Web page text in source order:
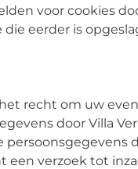
voor cookies
eerder is
recht om uw
door Villa
een verzoek tot